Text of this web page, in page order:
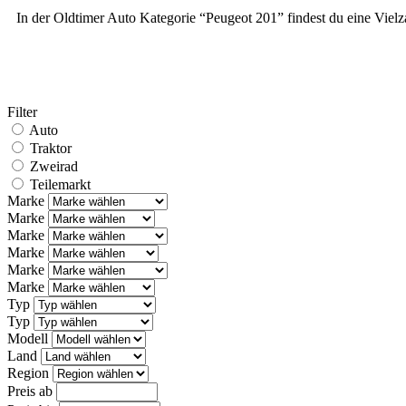
In der Oldtimer Auto Kategorie “Peugeot 201” findest du eine
Filter
Auto
Traktor
Zweirad
Teilemarkt
Marke
Marke
Marke
Marke
Marke
Marke
Typ
Typ
Modell
Land
Region
Preis ab